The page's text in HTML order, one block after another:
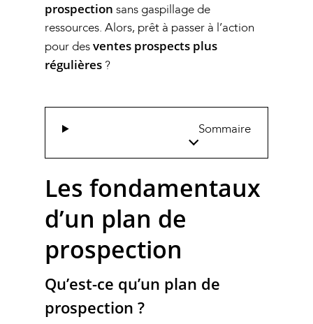
prospection sans gaspillage de
ressources. Alors, prêt à passer à l’action
pour desventes prospects plus
régulières ?
Sommaire
Les fondamentaux
d’un plan de
prospection
Qu’est-ce qu’un plan de
prospection ?